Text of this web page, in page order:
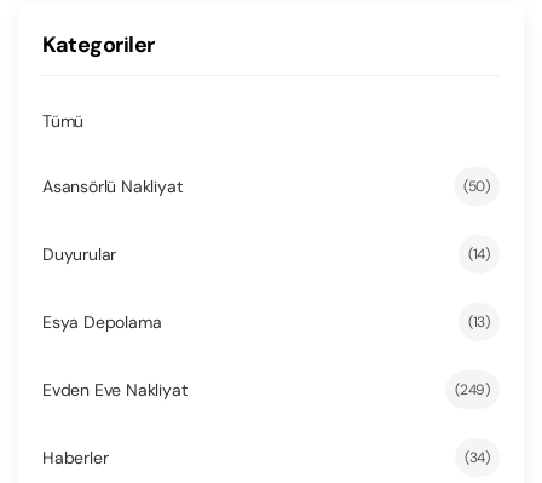
Kategoriler
Tümü
Asansörlü Nakliyat (50)
Duyurular (14)
Esya Depolama (13)
Evden Eve Nakliyat (249)
Haberler (34)